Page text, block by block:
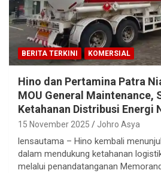
BERITA TERKINI KOMERSIAL
Hino dan Pertamina Patra
MOU General Maintenance,
Ketahanan Distribusi Energi
15 November 2025 Johro Asya
lensautama – Hino kembali
dalam mendukung ketahanan
melalui penandatanganan